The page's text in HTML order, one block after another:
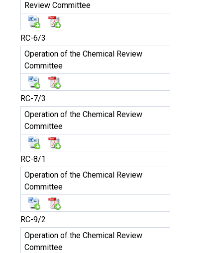
Review Committee
RC-6/3
Operation of the Chemical Review
Committee
RC-7/3
Operation of the Chemical Review
Committee
RC-8/1
Operation of the Chemical Review
Committee
RC-9/2
Operation of the Chemical Review
Committee